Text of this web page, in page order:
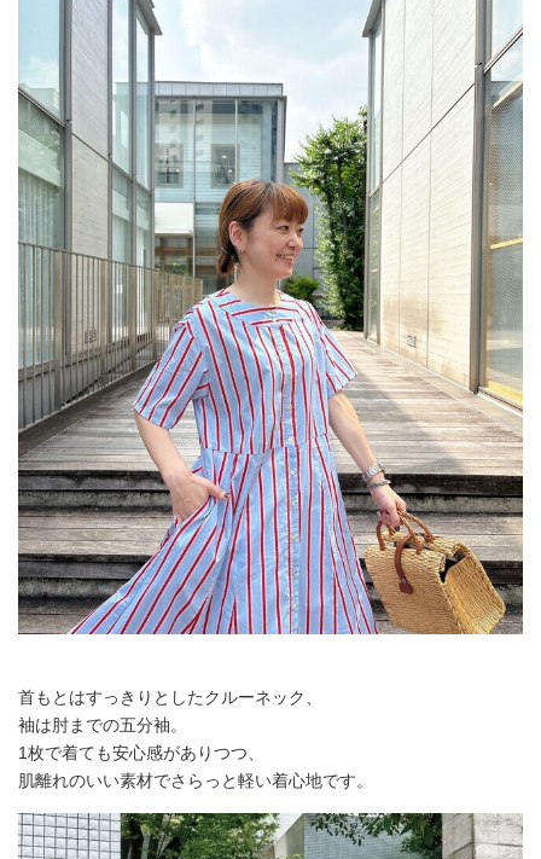
首もとはすっきりとしたクルーネック、
袖は肘までの五分袖。
1枚で着ても安心感がありつつ、
肌離れのいい素材でさらっと軽い着心地です。